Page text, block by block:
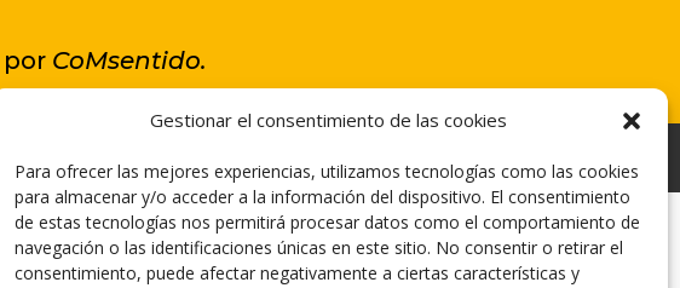
Gestionar el consentimiento de las cookies
Para ofrecer las mejores experiencias, utilizamos tecnologías como las cookies
para almacenar y/o acceder a la información del dispositivo. El consentimiento
de estas tecnologías nos permitirá procesar datos como el comportamiento de
navegación o las identificaciones únicas en este sitio. No consentir o retirar el
consentimiento, puede afectar negativamente a ciertas características y
CoMsentido.
de Privacidad